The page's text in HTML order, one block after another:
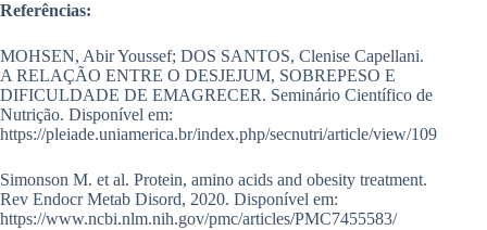
Referências:
MOHSEN, Abir Youssef; DOS SANTOS, Clenise Capellani.
A RELAÇÃO ENTRE O DESJEJUM, SOBREPESO E
DIFICULDADE DE EMAGRECER. Seminário Científico de
Nutrição. Disponível em:
https://pleiade.uniamerica.br/index.php/secnutri/article/view/109
Simonson M. et al. Protein, amino acids and obesity treatment.
Rev Endocr Metab Disord, 2020. Disponível em:
https://www.ncbi.nlm.nih.gov/pmc/articles/PMC7455583/